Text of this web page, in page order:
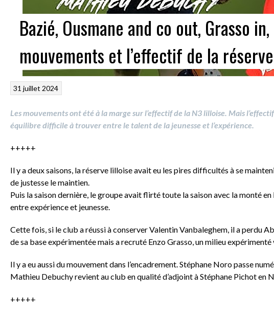
Bazié, Ousmane and co out, Grasso
mouvements et l’effectif de la
31 juillet 2024
Les mouvements ont été à la marge sur l’effectif de la N3 lilloise. Mais
équilibre difficile à trouver entre le talent de la jeunesse et l’expérience.
+++++
Il y a deux saisons, la réserve lilloise avait eu les pires difficultés à se
de justesse le maintien.
Puis la saison dernière, le groupe avait flirté toute la saison avec la monté
entre expérience et jeunesse.
Cette fois, si le club a réussi à conserver Valentin Vanbaleghem, il a perdu
de sa base expérimentée mais a recruté Enzo Grasso, un milieu expérimenté
Il y a eu aussi du mouvement dans l’encadrement. Stéphane Noro passe
Mathieu Debuchy revient au club en qualité d’adjoint à Stéphane Pichot en
+++++